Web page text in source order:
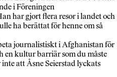
i Föreningen
har gjort flera resor i landet och
ha berättat för henne om så
journalistiskt i Afghanistan för
en kultur barriär som du måste
att Åsne Seierstad lyckats